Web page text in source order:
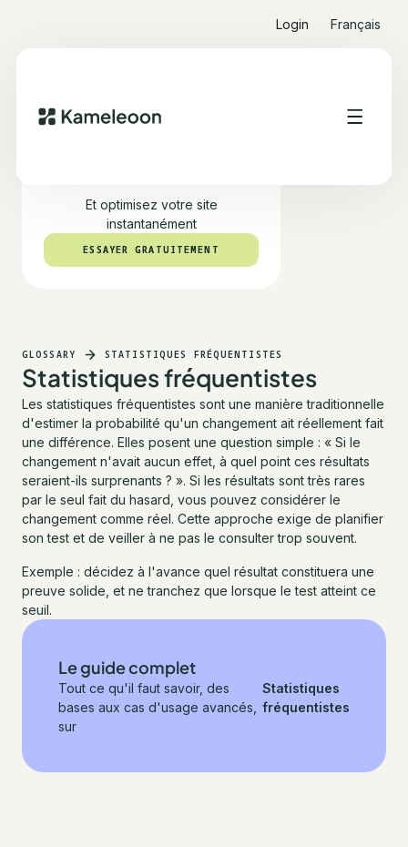
Login Français
Et optimisez votre site
instantanément
ESSAYER GRATUITEMENT
ESSAYER GRATUITEMENT
GLOSSARY STATISTIQUES FRÉQUENTISTES
Statistiques fréquentistes
Les statistiques fréquentistes sont une manière traditionnelle
d'estimer la probabilité qu'un changement ait réellement fait
une différence. Elles posent une question simple : « Si le
changement n'avait aucun effet, à quel point ces résultats
seraient-ils surprenants ? ». Si les résultats sont très rares
par le seul fait du hasard, vous pouvez considérer le
changement comme réel. Cette approche exige de planifier
son test et de veiller à ne pas le consulter trop souvent.
Exemple : décidez à l'avance quel résultat constituera une
preuve solide, et ne tranchez que lorsque le test atteint ce
seuil.
Le guide complet
Tout ce qu'il faut savoir, des
bases aux cas d'usage avancés,
sur
Statistiques
fréquentistes